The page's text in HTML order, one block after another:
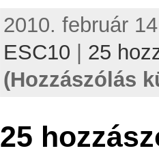
2010. február
ESC10
25
(Hozzászólás
25